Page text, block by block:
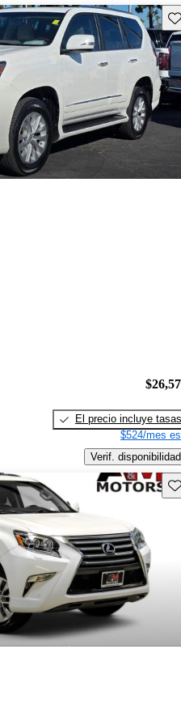
El precio incluye tasas
$524/mes
Verif. disponibilidad